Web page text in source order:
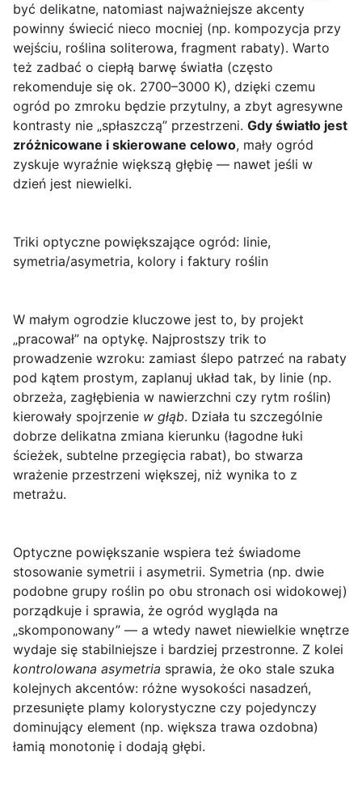
być delikatne, natomiast najważniejsze akcenty
powinny świecić nieco mocniej (np. kompozycja przy
wejściu, roślina soliterowa, fragment rabaty). Warto
też zadbać o ciepłą barwę światła (często
rekomenduje się ok. 2700–3000 K), dzięki czemu
ogród po zmroku będzie przytulny, a zbyt agresywne
kontrasty nie „spłaszczą” przestrzeni. Gdy światło jest
zróżnicowane i skierowane celowo, mały ogród
zyskuje wyraźnie większą głębię — nawet jeśli w
dzień jest niewielki.
Triki optyczne powiększające ogród: linie,
symetria/asymetria, kolory i faktury roślin
W małym ogrodzie kluczowe jest to, by projekt
„pracował” na optykę. Najprostszy trik to
prowadzenie wzroku: zamiast ślepo patrzeć na rabaty
pod kątem prostym, zaplanuj układ tak, by linie (np.
obrzeża, zagłębienia w nawierzchni czy rytm roślin)
kierowały spojrzenie w głąb. Działa tu szczególnie
dobrze delikatna zmiana kierunku (łagodne łuki
ścieżek, subtelne przegięcia rabat), bo stwarza
wrażenie przestrzeni większej, niż wynika to z
metrażu.
Optyczne powiększanie wspiera też świadome
stosowanie symetrii i asymetrii. Symetria (np. dwie
podobne grupy roślin po obu stronach osi widokowej)
porządkuje i sprawia, że ogród wygląda na
„skomponowany” — a wtedy nawet niewielkie wnętrze
wydaje się stabilniejsze i bardziej przestronne. Z kolei
kontrolowana asymetria sprawia, że oko stale szuka
kolejnych akcentów: różne wysokości nasadzeń,
przesunięte plamy kolorystyczne czy pojedynczy
dominujący element (np. większa trawa ozdobna)
łamią monotonię i dodają głębi.